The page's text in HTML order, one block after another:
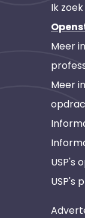
Ik
Meer
Meer
USP's
USP's